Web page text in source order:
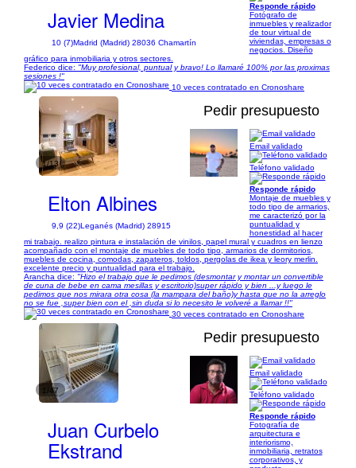
Javier Medina
10 (7)Madrid (Madrid) 28036 Chamartín
Responde rápido
Fotógrafo de
inmuebles y realizador
de tour virtual de
viviendas, empresas o
negocios. Diseño
gráfico para inmobiliaria y otros sectores.
Federico dice: "Muy profesional, puntual y bravo! Lo llamaré 100% por las proximas
sesiones !"
10 veces contratado en Cronoshare
1/13
Pedir presupuesto
Elton Albines
9,9 (22)Leganés (Madrid) 28915
Email validado
Teléfono validado
Responde rápido
Montaje de muebles y
todo tipo de armarios,
me caracterizó por la
puntualidad y
honestidad al hacer
mi trabajo. realizo pintura e instalación de vinilos, papel mural y cuadros en lienzo
acompañado con el montaje de muebles de todo tipo, armarios de dormitorios,
muebles de cocina, comodas, zapateros, toldos, pergolas de ikea y leory merlin.
excelente precio y puntualidad para el trabajo.
Arancha dice: "Hizo el trabajo que le pedimos (desmontar y montar un convertible
de cuna de bebe en cama mesillas y escritorio)super rápido y bien ...y luego le
pedimos que nos mirara otra cosa (la mampara del baño)y hasta que no la arreglo
no se fue ,super bien con el ,sin duda si lo necesito le volveré a llamar !!"
30 veces contratado en Cronoshare
1/47
Pedir presupuesto
Juan Curbelo
Ekstrand
Email validado
Teléfono validado
Responde rápido
Fotografía de
arquitectura e
interiorismo,
inmobiliaria, retratos
corporativos, y